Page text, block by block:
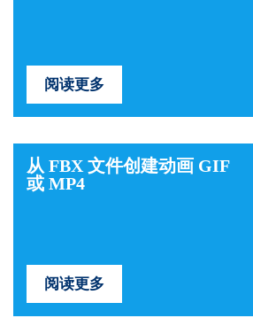
阅读更多
从 FBX 文件创建动画 GIF
或 MP4
阅读更多